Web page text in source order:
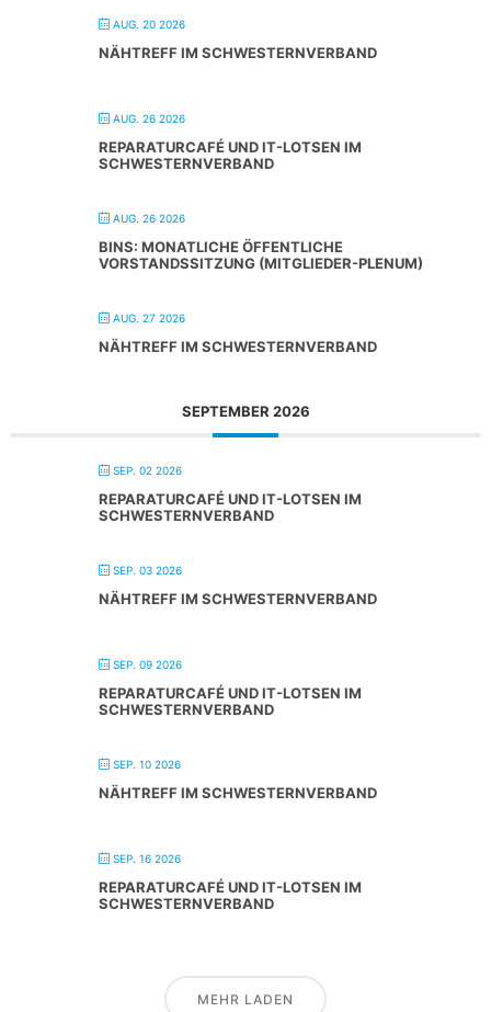
AUG. 20 2026
NÄHTREFF IM SCHWESTERNVERBAND
AUG. 26 2026
REPARATURCAFÉ UND IT-LOTSEN IM
SCHWESTERNVERBAND
AUG. 26 2026
BINS: MONATLICHE ÖFFENTLICHE
VORSTANDSSITZUNG (MITGLIEDER-PLENUM)
AUG. 27 2026
NÄHTREFF IM SCHWESTERNVERBAND
SEPTEMBER 2026
SEP. 02 2026
REPARATURCAFÉ UND IT-LOTSEN IM
SCHWESTERNVERBAND
SEP. 03 2026
NÄHTREFF IM SCHWESTERNVERBAND
SEP. 09 2026
REPARATURCAFÉ UND IT-LOTSEN IM
SCHWESTERNVERBAND
SEP. 10 2026
NÄHTREFF IM SCHWESTERNVERBAND
SEP. 16 2026
REPARATURCAFÉ UND IT-LOTSEN IM
SCHWESTERNVERBAND
MEHR LADEN